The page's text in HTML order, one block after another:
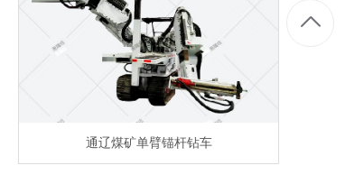
通辽煤矿单臂锚杆钻车